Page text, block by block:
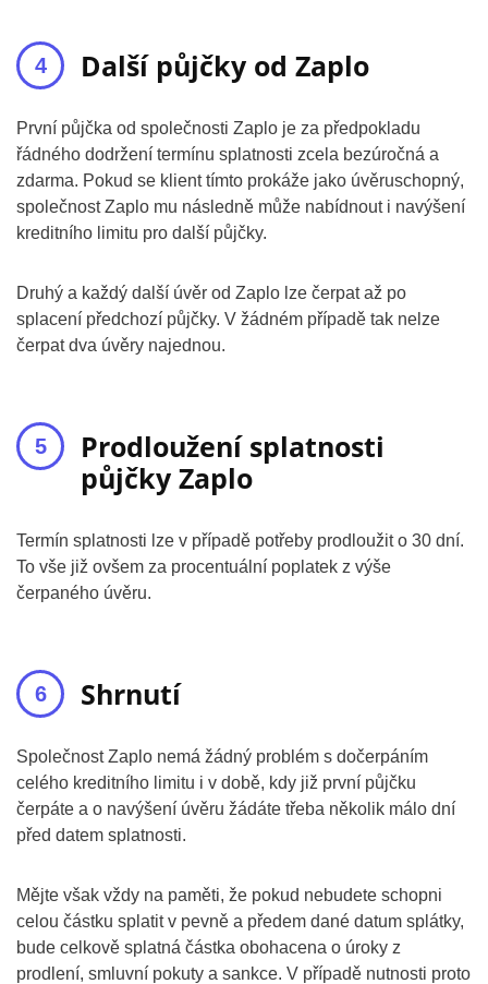
Další půjčky od Zaplo
První půjčka od společnosti Zaplo je za předpokladu
řádného dodržení termínu splatnosti zcela bezúročná a
zdarma. Pokud se klient tímto prokáže jako úvěruschopný,
společnost Zaplo mu následně může nabídnout i navýšení
kreditního limitu pro další půjčky.
Druhý a každý další úvěr od Zaplo lze čerpat až po
splacení předchozí půjčky. V žádném případě tak nelze
čerpat dva úvěry najednou.
Prodloužení splatnosti
půjčky Zaplo
Termín splatnosti lze v případě potřeby prodloužit o 30 dní.
To vše již ovšem za procentuální poplatek z výše
čerpaného úvěru.
Shrnutí
Společnost Zaplo nemá žádný problém s dočerpáním
celého kreditního limitu i v době, kdy již první půjčku
čerpáte a o navýšení úvěru žádáte třeba několik málo dní
před datem splatnosti.
Mějte však vždy na paměti, že pokud nebudete schopni
celou částku splatit v pevně a předem dané datum splátky,
bude celkově splatná částka obohacena o úroky z
prodlení, smluvní pokuty a sankce. V případě nutnosti proto